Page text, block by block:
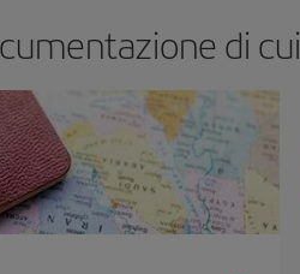
di